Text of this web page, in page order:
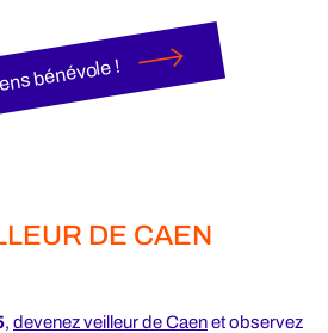
bénévole !
DE CAEN
, devenez veilleur de Caenet observez